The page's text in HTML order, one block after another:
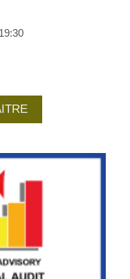
19:30